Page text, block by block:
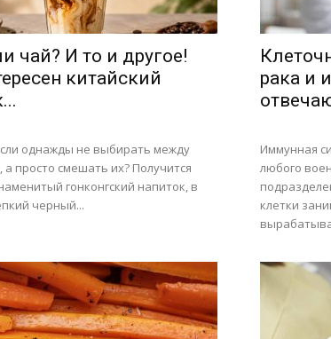
чай? И то и другое!
китайский
однажды не выбирать между
просто смешать их? Получится
гонконгский напиток, в
черный...
рака и
Иммунная
любого
клетки